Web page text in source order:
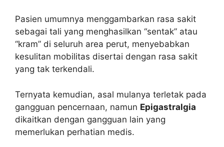
Pasien umumnya menggambarkan rasa sakit
sebagai tali yang menghasilkan “sentak” atau
“kram” di seluruh area perut, menyebabkan
kesulitan mobilitas disertai dengan rasa sakit
yang tak terkendali.
Ternyata kemudian, asal mulanya terletak pada
gangguan pencernaan, namun Epigastralgia
dikaitkan dengan gangguan lain yang
memerlukan perhatian medis.